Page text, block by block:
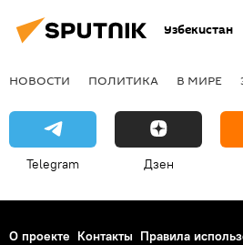
Узбекистан
НОВОСТИ ПОЛИТИКА В МИРЕ
Telegram Дзен
О проекте Контакты Правила